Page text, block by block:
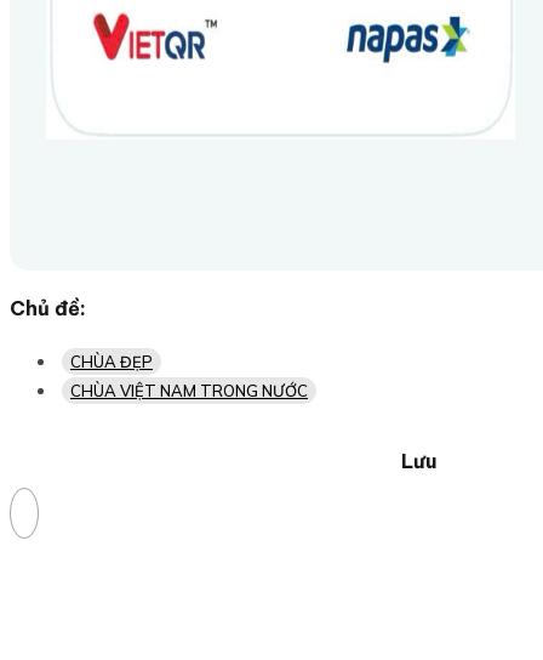
Chủ đề:
CHÙA ĐẸP
CHÙA VIỆT NAM TRONG NƯỚC
Lưu